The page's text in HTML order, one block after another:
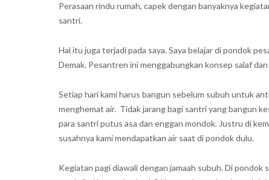
Perasaan rindu rumah, capek dengan banyaknya
santri.
Hal itu juga terjadi pada saya. Saya belajar di pondok
Demak. Pesantren ini menggabungkan konsep salaf
Setiap hari kami harus bangun sebelum subuh untuk
menghemat air. Tidak jarang bagi santri yang bangun
para santri putus asa dan enggan mondok. Justru di
susahnya kami mendapatkan air saat di pondok dulu.
Kegiatan pagi diawali dengan jamaah subuh. Di